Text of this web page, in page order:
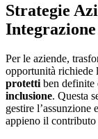
Strategie
Per le aziende,
opportunità richiede
protetti ben definite
inclusione. Questa
gestire
appieno il